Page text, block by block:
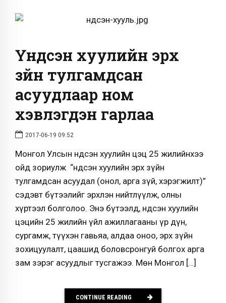
Үндсэн хуулийн эрх
зүйн тулгамдсан
асуудлаар ном
хэвлэгдэн гарлаа
2017-06-19 09:52
Монгол Улсын Үндсэн хуулийн цэц 25 жилийнхээ
ойд зориулж “Үндсэн хуулийн эрх зүйн
тулгамдсан асуудал (онол, арга зүй, хэрэгжилт)”
сэдэвт бүтээлийг эрхлэн нийтлүүлж, олны
хүртээл болголоо. Энэ бүтээлд, Үндсэн хуулийн
цэцийн 25 жилийн үйл ажиллагааны үр дүн,
сургамж, түүхэн гавьяа, алдаа оноо, эрх зүйн
зохицуулалт, цаашид боловсронгуй болгох арга
зам зэрэг асуудлыг тусгажээ. Мөн Монгол […]
CONTINUE READING